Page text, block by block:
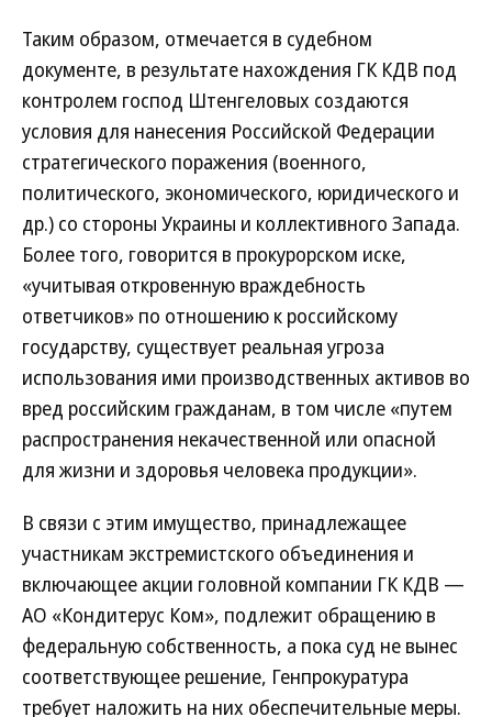
Таким образом, отмечается в судебном
документе, в результате нахождения ГК КДВ под
контролем господ Штенгеловых создаются
условия для нанесения Российской Федерации
стратегического поражения (военного,
политического, экономического, юридического и
др.) со стороны Украины и коллективного Запада.
Более того, говорится в прокурорском иске,
«учитывая откровенную враждебность
ответчиков» по отношению к российскому
государству, существует реальная угроза
использования ими производственных активов во
вред российским гражданам, в том числе «путем
распространения некачественной или опасной
для жизни и здоровья человека продукции».
В связи с этим имущество, принадлежащее
участникам экстремистского объединения и
включающее акции головной компании ГК КДВ —
АО «Кондитерус Ком», подлежит обращению в
федеральную собственность, а пока суд не вынес
соответствующее решение, Генпрокуратура
требует наложить на них обеспечительные меры.